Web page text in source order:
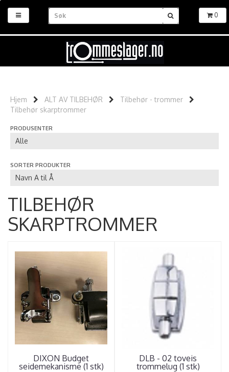
0
Hjem ALT AV TILBEHØR
Tilbehør - trommer
Tilbehør skarptrommer
PRODUSENTER
SORTER PRODUKTER
TILBEHØR
SKARPTROMMER
DIXON Budget
seidemekanisme (1 stk)
DLB - 02 toveis
trommelug (1 stk)